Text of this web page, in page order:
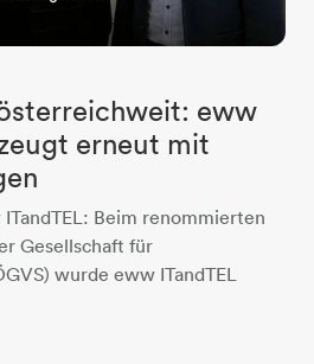
eww
erneut mit
Beim renommierten
Gesellschaft für
wurde eww ITandTEL